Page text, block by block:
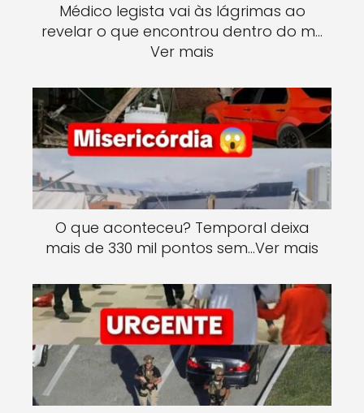
Médico legista vai às lágrimas ao
revelar o que encontrou dentro do m…
Ver mais
O que aconteceu? Temporal deixa
mais de 330 mil pontos sem…Ver mais